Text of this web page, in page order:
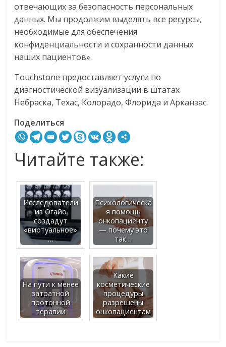
отвечающих за безопасность персональных
данных. Мы продолжим выделять все ресурсы,
необходимые для обеспечения
конфиденциальности и сохранности данных
наших пациентов».
Touchstone предоставляет услуги по
диагностической визуализации в штатах
Небраска, Техас, Колорадо, Флорида и Арканзас.
Поделиться
Читайте также:
Исследователи
из Огайо
создадут
«виртуальное»
…
Психологическа
я помощь
онкопациенту
— почему это
так…
На пути к менее
затратной
протонной
терапии
Какие
косметические
процедуры
разрешены
онкопациентам